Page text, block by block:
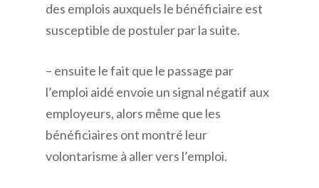
des emplois auxquels le bénéficiaire est
susceptible de postuler par la suite.
– ensuite le fait que le passage par
l’emploi aidé envoie un signal négatif aux
employeurs, alors même que les
bénéficiaires ont montré leur
volontarisme à aller vers l’emploi.